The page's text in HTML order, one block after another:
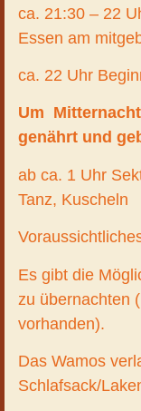
ca. 21:30 – 22
Essen am
ca. 22 Uhr
Um
genährt und
ab ca. 1 Uhr
Tanz, Kuscheln
Es gibt die
zu übernachten
vorhanden).
Das Wamos
Schlafsack/